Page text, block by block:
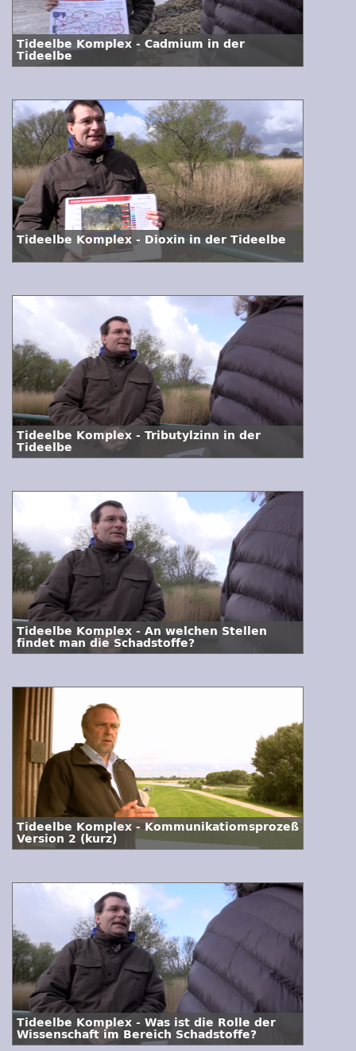
Tideelbe Komplex - Cadmium in der
Tideelbe
Tideelbe Komplex - Dioxin in der Tideelbe
Tideelbe Komplex - Tributylzinn in der
Tideelbe
Tideelbe Komplex - An welchen Stellen
findet man die Schadstoffe?
Tideelbe Komplex - Kommunikatiomsprozeß
Version 2 (kurz)
Tideelbe Komplex - Was ist die Rolle der
Wissenschaft im Bereich Schadstoffe?